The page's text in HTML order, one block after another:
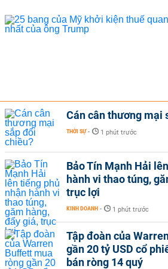
Cán cân thương mại
THỜI SỰ - 1 phút trước
Bảo Tín Mạnh Hải
hành vi thao túng,
trục lợi
KINH DOANH - 1 phút trước
Tập đoàn của
gần 20 tỷ USD cổ
bán ròng 14 quý